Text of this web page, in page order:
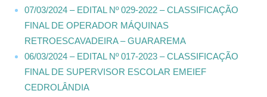
07/03/2024 – EDITAL Nº 029-2022 – CLASSIFICAÇÃO
FINAL DE OPERADOR MÁQUINAS
RETROESCAVADEIRA – GUARAREMA
06/03/2024 – EDITAL Nº 017-2023 – CLASSIFICAÇÃO
FINAL DE SUPERVISOR ESCOLAR EMEIEF
CEDROLÂNDIA